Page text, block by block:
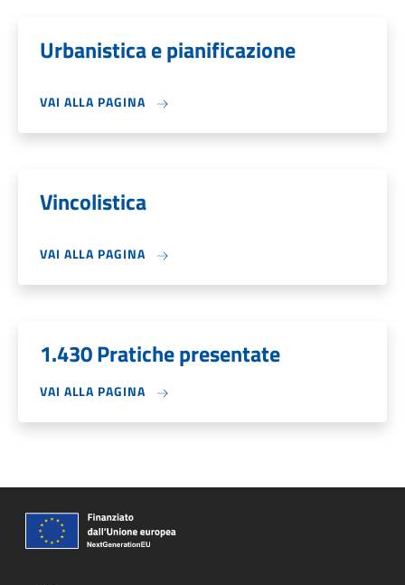
Urbanistica e pianificazione
VAI ALLA PAGINA
Vincolistica
VAI ALLA PAGINA
1.430 Pratiche presentate
VAI ALLA PAGINA